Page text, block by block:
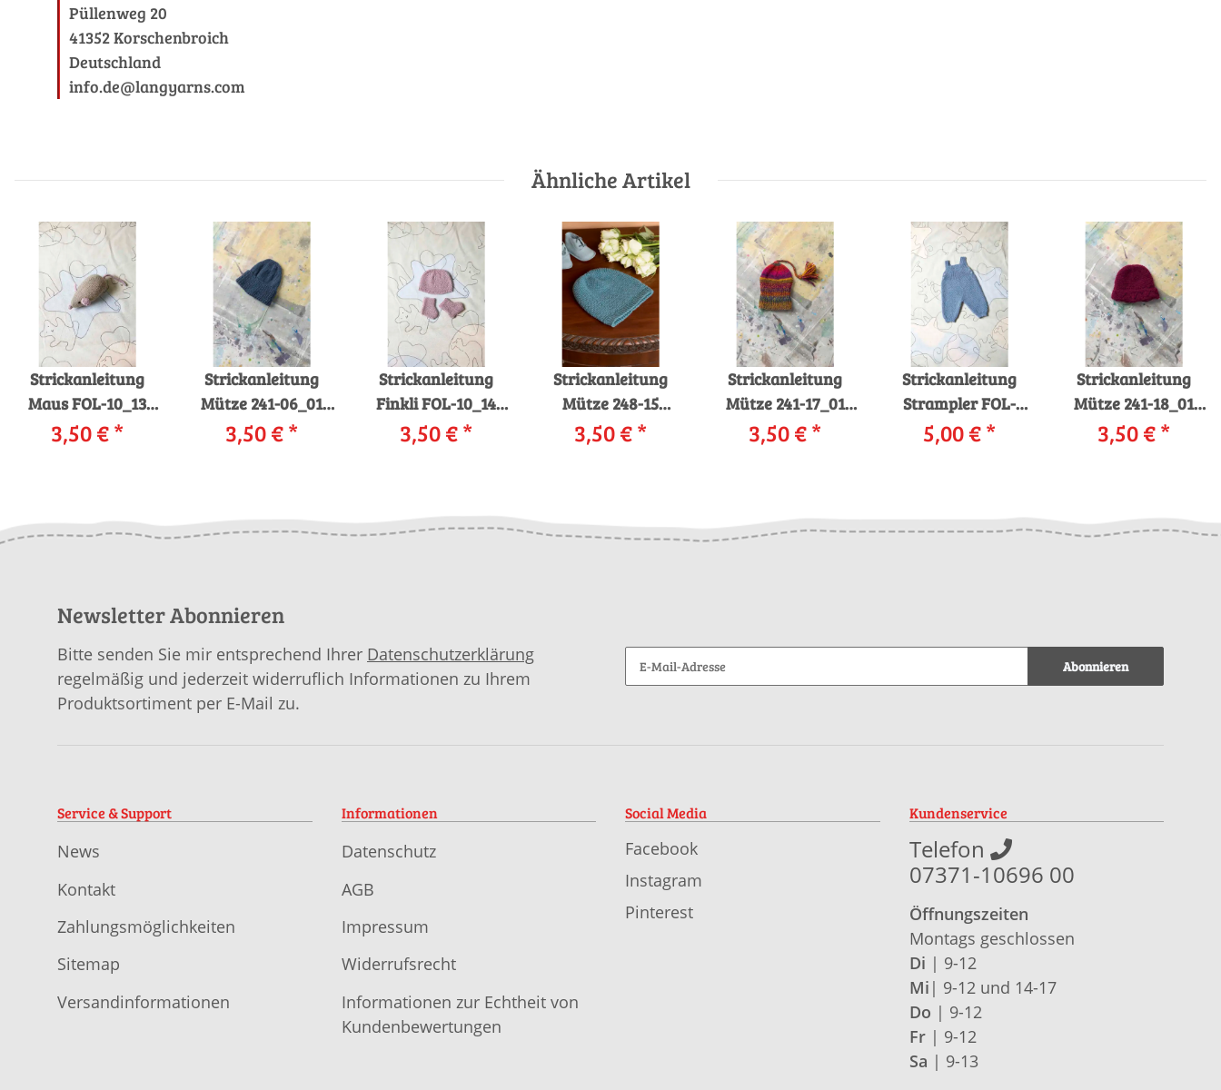
Püllenweg 20
41352 Korschenbroich
Deutschland
info.de@langyarns.com
Ähnliche Artikel
Strickanleitung
Maus FOL-10_13
LANGYARNS BABY
WOOL als
3,50 €*
Strickanleitung
Mütze 241-06_01
LANGYARNS BABY
ALPACA als
3,50 €*
Strickanleitung
Finkli FOL-10_14
LANGYARNS BABY
WOOL als
3,50 €*
Strickanleitung
Mütze 248-15
LANGYARNS
MERINO 120 als
3,50 €*
Strickanleitung
Mütze 241-17_01
LANGYARNS WEST
/ RIGA als
3,50 €*
Strickanleitung
Strampler FOL-
10_01 LANGYARNS
BABY WOOL als
5,00 €*
Strickanleitung
Mütze 241-18_01
LANGYARNS
MALOU LIGHT als
3,50 €*
Newsletter Abonnieren
Bitte senden Sie mir entsprechend Ihrer Datenschutzerklärung
regelmäßig und jederzeit widerruflich Informationen zu Ihrem
Produktsortiment per E-Mail zu.
Abonnieren
Service & Support
News
Kontakt
Zahlungsmöglichkeiten
Sitemap
Versandinformationen
Informationen
Datenschutz
AGB
Impressum
Widerrufsrecht
Informationen zur Echtheit von
Kundenbewertungen
Social Media
Facebook
Instagram
Pinterest
Kundenservice
Telefon
07371-10696 00
Öffnungszeiten
Montags geschlossen
Di | 9-12
Mi | 9-12 und 14-17
Do | 9-12
Fr| 9-12
Sa | 9-13